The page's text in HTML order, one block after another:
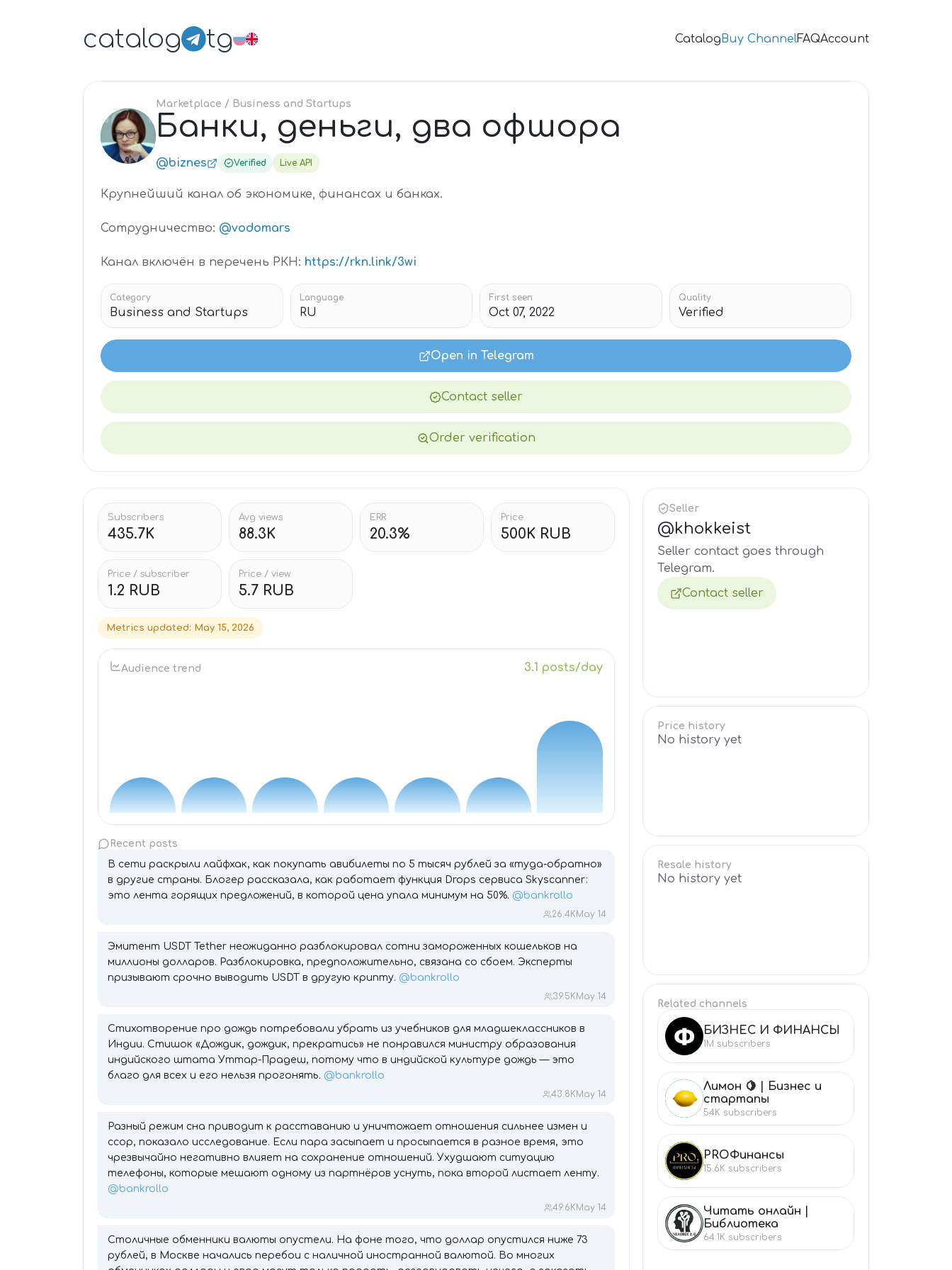
catalog tg Catalog Buy ChannelFAQAccount
БА
Marketplace / Business and Startups
Банки, деньги, два офшора
@biznes Verified Live API
Крупнейший канал об экономике, финансах и банках.
Сотрудничество: @vodomars
Канал включён в перечень РКН: https://rkn.link/3wi
Category
Business and Startups
Language
RU
First seen
Oct 07, 2022
Quality
Verified
Open in Telegram
Contact seller
Order verification
Subscribers
435.7K
Avg views
88.3K
ERR
20.3%
Price
500K RUB
Price / subscriber
1.2 RUB
Price / view
5.7 RUB
Metrics updated: May 15, 2026
Audience trend 3.1 posts/day
Recent posts
В сети раскрыли лайфхак, как покупать авибилеты по 5 тысяч рублей за «туда-обратно»
в другие страны. Блогер рассказала, как работает функция Drops сервиса Skyscanner:
это лента горящих предложений, в которой цена упала минимум на 50%. @bankrollo
26.4K May 14
Эмитент USDT Tether неожиданно разблокировал сотни замороженных кошельков на
миллионы долларов. Разблокировка, предположительно, связана со сбоем. Эксперты
призывают срочно выводить USDT в другую крипту. @bankrollo
39.5K May 14
Стихотворение про дождь потребовали убрать из учебников для младшеклассников в
Индии. Стишок «Дождик, дождик, прекратись» не понравился министру образования
индийского штата Уттар-Прадеш, потому что в индийской культуре дождь — это
благо для всех и его нельзя прогонять. @bankrollo
43.8K May 14
Разный режим сна приводит к расставанию и уничтожает отношения сильнее измен и
ссор, показало исследование. Если пара засыпает и просыпается в разное время, это
чрезвычайно негативно влияет на сохранение отношений. Ухудшают ситуацию
телефоны, которые мешают одному из партнёров уснуть, пока второй листает ленту.
@bankrollo
49.6K May 14
Столичные обменники валюты опустели. На фоне того, что доллар опустился ниже 73
рублей, в Москве начались перебои с наличной иностранной валютой. Во многих
Seller
@khokkeist
Seller contact goes through
Telegram.
Contact seller
Price history
No history yet
Resale history
No history yet
Related channels
БИ БИЗНЕС И ФИНАНСЫ
1M subscribers
ЛИ
Лимон 🍋 | Бизнес и
стартапы
54K subscribers
PR PROФинансы
15.6K subscribers
ЧИ
Читать онлайн |
Библиотека
64.1K subscribers